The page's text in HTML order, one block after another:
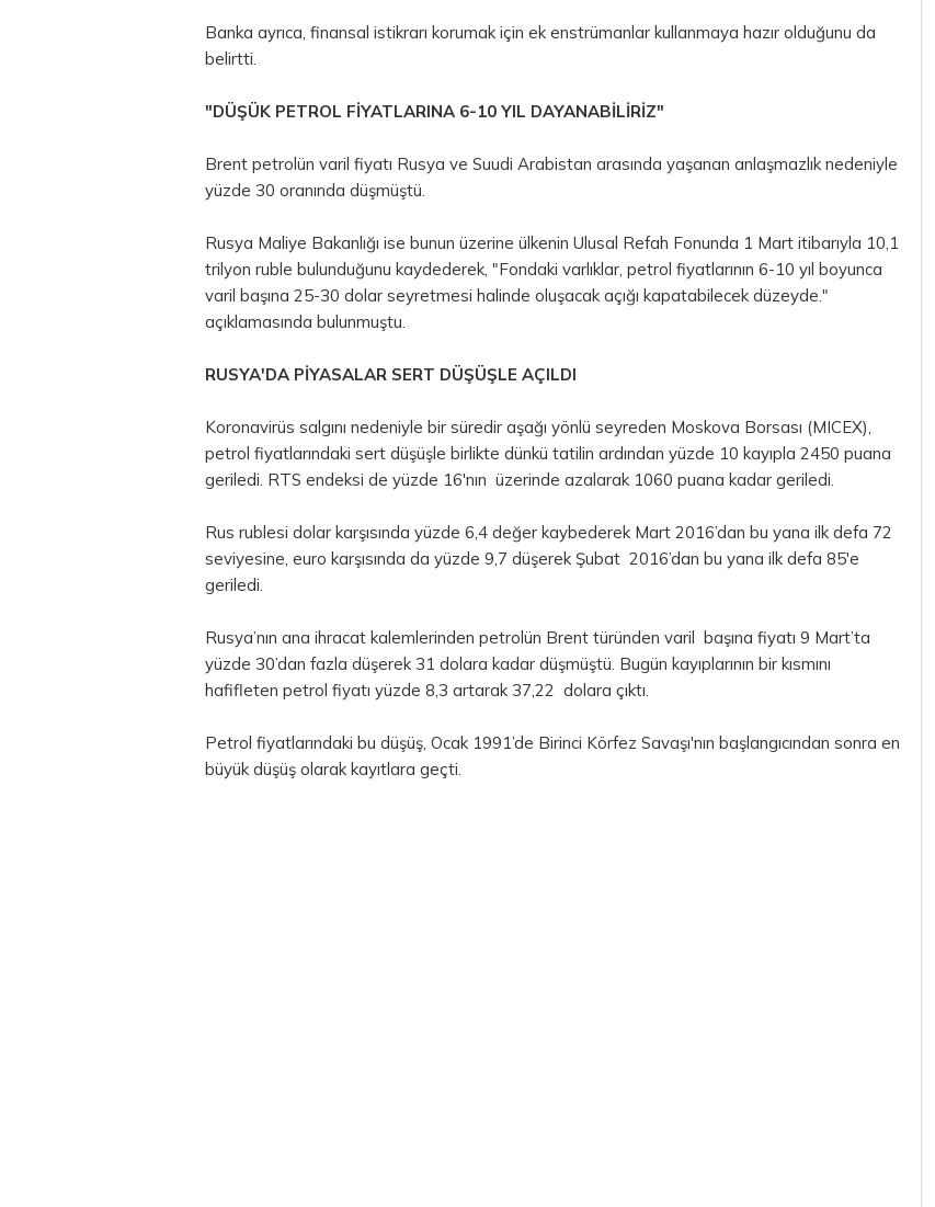
Banka ayrıca, finansal istikrarı korumak için ek enstrümanlar kullanmaya hazır olduğunu da
belirtti.
"DÜŞÜK PETROL FİYATLARINA 6-10 YIL DAYANABİLİRİZ"
Brent petrolün varil fiyatı Rusya ve Suudi Arabistan arasında yaşanan anlaşmazlık nedeniyle
yüzde 30 oranında düşmüştü.
Rusya Maliye Bakanlığı ise bunun üzerine ülkenin Ulusal Refah Fonunda 1 Mart itibarıyla 10,1
trilyon ruble bulunduğunu kaydederek, "Fondaki varlıklar, petrol fiyatlarının 6-10 yıl boyunca
varil başına 25-30 dolar seyretmesi halinde oluşacak açığı kapatabilecek düzeyde."
açıklamasında bulunmuştu.
RUSYA'DA PİYASALAR SERT DÜŞÜŞLE AÇILDI
Koronavirüs salgını nedeniyle bir süredir aşağı yönlü seyreden Moskova Borsası (MICEX),
petrol fiyatlarındaki sert düşüşle birlikte dünkü tatilin ardından yüzde 10 kayıpla 2450 puana
geriledi. RTS endeksi de yüzde 16'nın üzerinde azalarak 1060 puana kadar geriledi.
Rus rublesi dolar karşısında yüzde 6,4 değer kaybederek Mart 2016’dan bu yana ilk defa 72
seviyesine, euro karşısında da yüzde 9,7 düşerek Şubat 2016’dan bu yana ilk defa 85'e
geriledi.
Rusya’nın ana ihracat kalemlerinden petrolün Brent türünden varil başına fiyatı 9 Mart’ta
yüzde 30’dan fazla düşerek 31 dolara kadar düşmüştü. Bugün kayıplarının bir kısmını
hafifleten petrol fiyatı yüzde 8,3 artarak 37,22 dolara çıktı.
Petrol fiyatlarındaki bu düşüş, Ocak 1991’de Birinci Körfez Savaşı'nın başlangıcından sonra en
büyük düşüş olarak kayıtlara geçti.